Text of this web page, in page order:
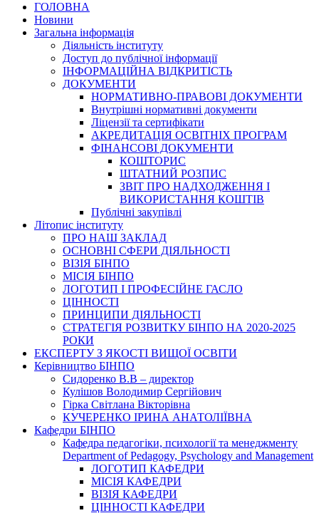
ГОЛОВНА
Новини
Загальна інформація
Діяльність інституту
Доступ до публічної інформації
ІНФОРМАЦІЙНА ВІДКРИТІСТЬ
ДОКУМЕНТИ
НОРМАТИВНО-ПРАВОВІ ДОКУМЕНТИ
Внутрішні нормативні документи
Ліцензії та сертифікати
АКРЕДИТАЦІЯ ОСВІТНІХ ПРОГРАМ
ФІНАНСОВІ ДОКУМЕНТИ
КОШТОРИС
ШТАТНИЙ РОЗПИС
ЗВІТ ПРО НАДХОДЖЕННЯ І
ВИКОРИСТАННЯ КОШТІВ
Публічні закупівлі
Літопис інституту
ПРО НАШ ЗАКЛАД
ОСНОВНІ СФЕРИ ДІЯЛЬНОСТІ
ВІЗІЯ БІНПО
МІСІЯ БІНПО
ЛОГОТИП І ПРОФЕСІЙНЕ ГАСЛО
ЦІННОСТІ
ПРИНЦИПИ ДІЯЛЬНОСТІ
СТРАТЕГІЯ РОЗВИТКУ БІНПО НА 2020-2025
РОКИ
ЕКСПЕРТУ З ЯКОСТІ ВИЩОЇ ОСВІТИ
Керівництво БІНПО
Сидоренко В.В – директор
Кулішов Володимир Сергійович
Гірка Світлана Вікторівна
КУЧЕРЕНКО ІРИНА АНАТОЛІЇВНА
Кафедри БІНПО
Кафедра педагогіки, психології та менеджменту
Department of Pedagogy, Psychology and Management
ЛОГОТИП КАФЕДРИ
МІСІЯ КАФЕДРИ
ВІЗІЯ КАФЕДРИ
ЦІННОСТІ КАФЕДРИ